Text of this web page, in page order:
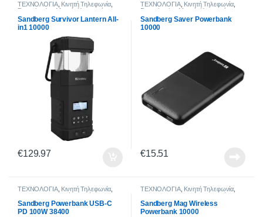
ΤΕΧΝΟΛΟΓΙΑ, Κινητή Τηλεφωνία,
Powerbanks
Mεσαία Χωρητικότητα
(10.000-19.000mAh)
Sandberg Survivor Lantern All-
in1 10000
€129.97
ΤΕΧΝΟΛΟΓΙΑ, Κινητή Τηλεφωνία,
Powerbanks
Mεσαία Χωρητικότητα
(10.000-19.000mAh)
Sandberg Saver Powerbank
10000
€15.51
ΤΕΧΝΟΛΟΓΙΑ, Κινητή Τηλεφωνία
Πολύ Υψηλή
Χωρητικότητα (30.000mAh-και άνω)
Sandberg Powerbank USB-C
PD 100W 38400
ΤΕΧΝΟΛΟΓΙΑ, Κινητή Τηλεφωνία
Mεσαία Χωρητικότητα
(10.000-19.000mAh)
Sandberg Mag Wireless
Powerbank 10000